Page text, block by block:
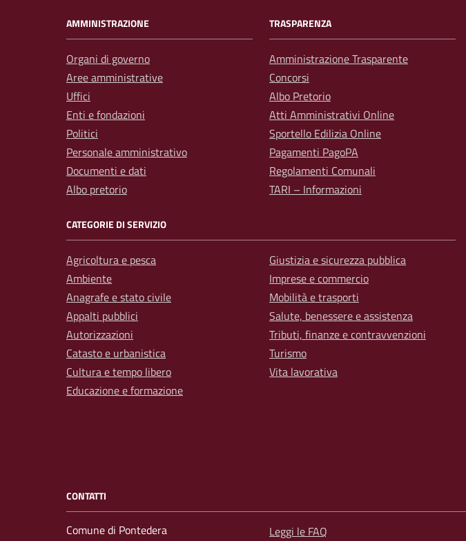
AMMINISTRAZIONE
Organi di governo
Aree amministrative
Uffici
Enti e fondazioni
Politici
Personale amministrativo
Documenti e dati
Albo pretorio
TRASPARENZA
Amministrazione Trasparente
Concorsi
Albo Pretorio
Atti Amministrativi Online
Sportello Edilizia Online
Pagamenti PagoPA
Regolamenti Comunali
TARI – Informazioni
CATEGORIE DI SERVIZIO
Agricoltura e pesca
Ambiente
Anagrafe e stato civile
Appalti pubblici
Autorizzazioni
Catasto e urbanistica
Cultura e tempo libero
Educazione e formazione
Giustizia e sicurezza pubblica
Imprese e commercio
Mobilità e trasporti
Salute, benessere e assistenza
Tributi, finanze e contravvenzioni
Turismo
Vita lavorativa
CONTATTI
Comune di Pontedera
Leggi le FAQ